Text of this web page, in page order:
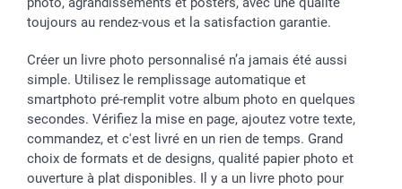
toujours au rendez-vous et la satisfaction garantie.
Créer un livre photo personnalisé n’a jamais été aussi
simple. Utilisez le remplissage automatique et
smartphoto pré-remplit votre album photo en quelques
secondes. Vérifiez la mise en page, ajoutez votre texte,
commandez, et c'est livré en un rien de temps. Grand
choix de formats et de designs, qualité papier photo et
ouverture à plat disponibles. Il y a un livre photo pour